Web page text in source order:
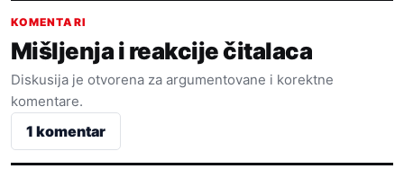
KOMENTARI
Mišljenja i reakcije čitalaca
Diskusija je otvorena za argumentovane i korektne
komentare.
1 komentar